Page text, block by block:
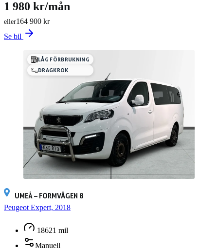
164 900 kr
eller
1 980 kr/mån
Se bil
LÅG FÖRBRUKNING
DRAGKROK
UMEÅ – FORMVÄGEN 8
Peugeot Expert, 2018
18621 mil
Manuell